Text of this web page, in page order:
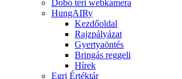
Dobó téri webkamera
HungAIRy
Kezdőoldal
Rajzpályázat
Gyertyaöntés
Bringás reggeli
Hírek
Egri Értéktár